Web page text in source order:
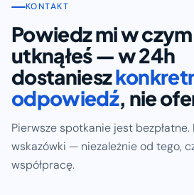
KONTAKT
Powiedz mi w czym
utknąłeś — w 24h
dostaniesz
odpowiedź, nie
Pierwsze spotkanie jest
wskazówki — niezależnie od tego,
współpracę.